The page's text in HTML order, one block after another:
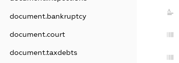
document.bankruptcy
document.court
document.taxdebts